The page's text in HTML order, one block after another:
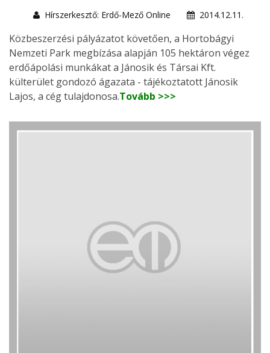
Hírszerkesztő: Erdő-Mező Online
2014.12.11.
Közbeszerzési pályázatot követően, a Hortobágyi
Nemzeti Park megbízása alapján 105 hektáron végez
erdőápolási munkákat a Jánosik és Társai Kft.
külterület gondozó ágazata - tájékoztatott Jánosik
Lajos, a cég tulajdonosa.Tovább >>>